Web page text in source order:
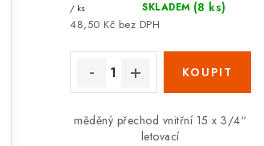
SKLADEM (8 ks)
48,50 Kč bez DPH
/ ks
měděný přechod vnitřní 15 x 3/4“
letovací